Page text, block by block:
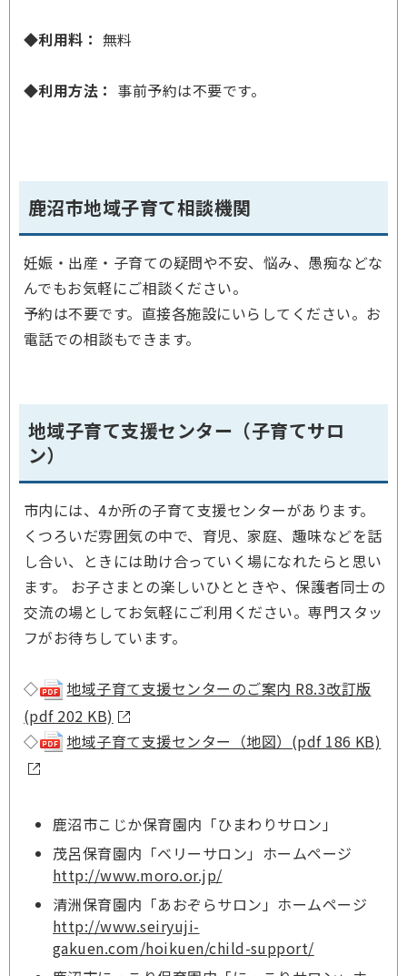
◆利用料： 無料
◆利用方法： 事前予約は不要です。
鹿沼市地域子育て相談機関
妊娠・出産・子育ての疑問や不安、悩み、愚痴などな
んでもお気軽にご相談ください。
予約は不要です。直接各施設にいらしてください。お
電話での相談もできます。
地域子育て支援センター（子育てサロ
ン）
市内には、4か所の子育て支援センターがあります。
くつろいだ雰囲気の中で、育児、家庭、趣味などを話
し合い、ときには助け合っていく場になれたらと思い
ます。 お子さまとの楽しいひとときや、保護者同士の
交流の場としてお気軽にご利用ください。専門スタッ
フがお待ちしています。
◇
地域子育て支援センターのご案内 R8.3改訂版
(pdf 202 KB)
◇
地域子育て支援センター（地図）(pdf 186 KB)
鹿沼市こじか保育園内「ひまわりサロン」
茂呂保育園内「ベリーサロン」ホームページ
http://www.moro.or.jp/
清洲保育園内「あおぞらサロン」ホームページ
http://www.seiryuji-
gakuen.com/hoikuen/child-support/